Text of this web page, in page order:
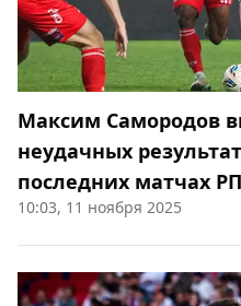
Максим Самородов
неудачных
последних матчах
10:03, 11 ноября 2025